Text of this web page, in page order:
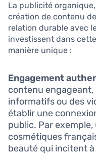
La publicité
création de contenu
relation durable avec
investissent dans
manière unique :
Engagement
contenu
informatifs ou des
établir une
public. Par
cosmétiques
beauté qui incitent